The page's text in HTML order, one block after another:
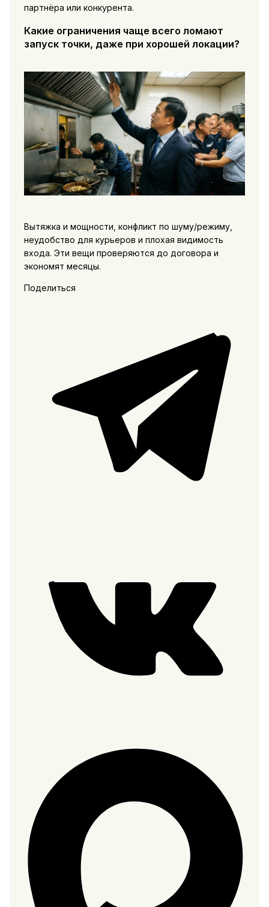
партнёра или конкурента.
Какие ограничения чаще всего ломают
запуск точки, даже при хорошей локации?
Вытяжка и мощности, конфликт по шуму/режиму,
неудобство для курьеров и плохая видимость
входа. Эти вещи проверяются до договора и
экономят месяцы.
Поделиться